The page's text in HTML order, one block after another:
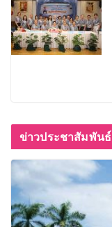
ข่าวประชาสัมพันธ์